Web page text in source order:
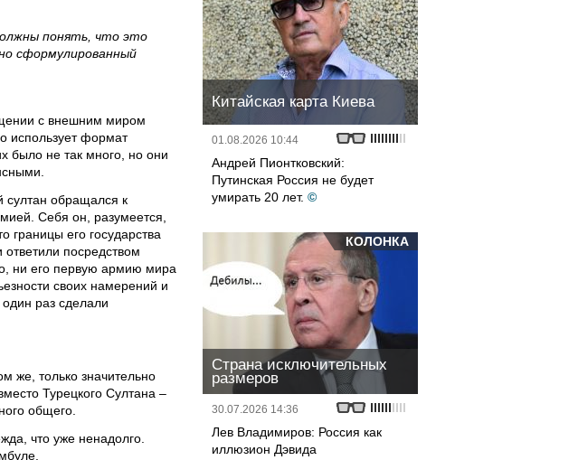
понять, что это
сформулированный
с внешним миром
использует формат
было не так много, но они
султан обращался к
Себя он, разумеется,
границы его государства
посредством
ни его первую армию мира
своих намерений и
раз сделали
же, только значительно
Турецкого Султана –
общего.
что уже ненадолго.
Китайская карта Киева
01.08.2026 10:44
Андрей Пионтковский:
Путинская Россия не будет
умирать 20 лет. ©
КОЛОНКА
Страна исключительных
размеров
30.07.2026 14:36
Лев Владимиров: Россия как
иллюзион Дэвида